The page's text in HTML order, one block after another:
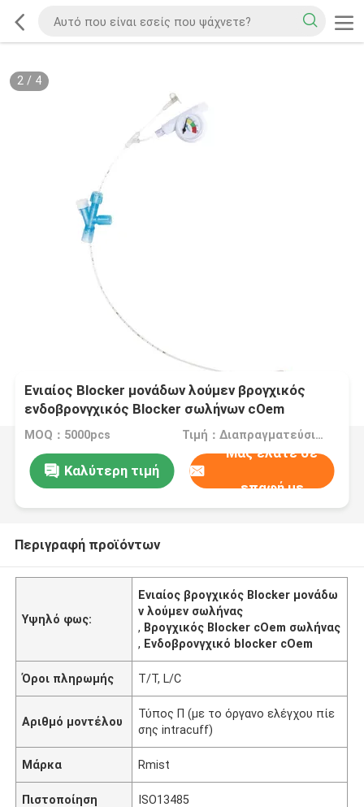
2/ 4
Ενιαίος Blocker μονάδων λούμεν βρογχικός
ενδοβρονγχικός Blocker σωλήνων cOem
MOQ：5000pcs Τιμή：Διαπραγματεύσιμα
Καλύτερη τιμή
Μας ελάτε σε
επαφή με
Περιγραφή προϊόντων
Υψηλό φως:
Ενιαίος βρογχικός Blocker μονάδω
ν λούμεν σωλήνας
, Βρογχικός Blocker cOem σωλήνας
, Ενδοβρονγχικό blocker cOem
Όροι πληρωμής T/T, L/C
Αριθμό μοντέλου
Τύπος Π (με το όργανο ελέγχου πίε
σης intracuff)
Μάρκα Rmist
Πιστοποίηση ISO13485